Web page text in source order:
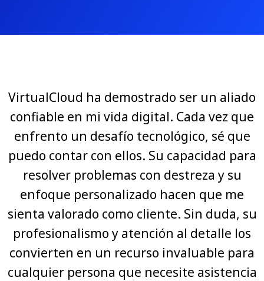
VirtualCloud ha demostrado ser un aliado
confiable en mi vida digital. Cada vez que
enfrento un desafío tecnológico, sé que
puedo contar con ellos. Su capacidad para
resolver problemas con destreza y su
enfoque personalizado hacen que me
sienta valorado como cliente. Sin duda, su
profesionalismo y atención al detalle los
convierten en un recurso invaluable para
cualquier persona que necesite asistencia